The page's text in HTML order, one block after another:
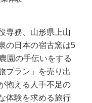
専務、山形県上山
の日本の宿古窯は5
園の手伝いをする
プラン」を売り出
抱える人手不足の
体験を求める旅行